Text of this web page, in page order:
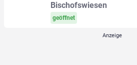
Bischofswiesen
geöffnet